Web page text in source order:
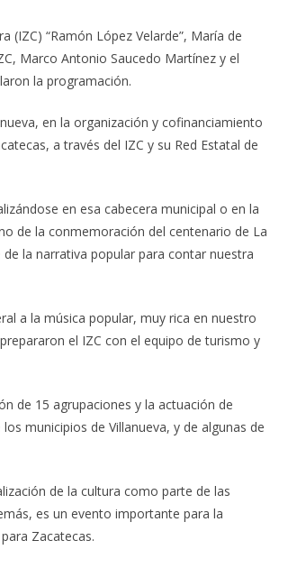
“Ramón López Velarde”, María de
Marco Antonio Saucedo Martínez y el
la programación.
en la organización y cofinanciamiento
a través del IZC y su Red Estatal de
en esa cabecera municipal o en la
de la conmemoración del centenario de La
la narrativa popular para contar nuestra
a la música popular, muy rica en nuestro
el IZC con el equipo de turismo y
de 15 agrupaciones y la actuación de
municipios de Villanueva, y de algunas de
de la cultura como parte de las
es un evento importante para la
Zacatecas.